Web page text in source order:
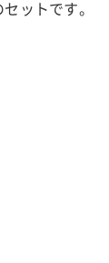
ットです。